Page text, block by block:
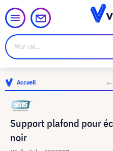
Accueil
Support plafond pour
noir